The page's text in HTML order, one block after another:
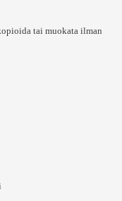
tai muokata ilman